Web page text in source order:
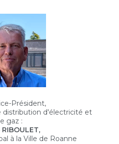
Président,
distribution d'électricité et
gaz :
à la Ville de Roanne